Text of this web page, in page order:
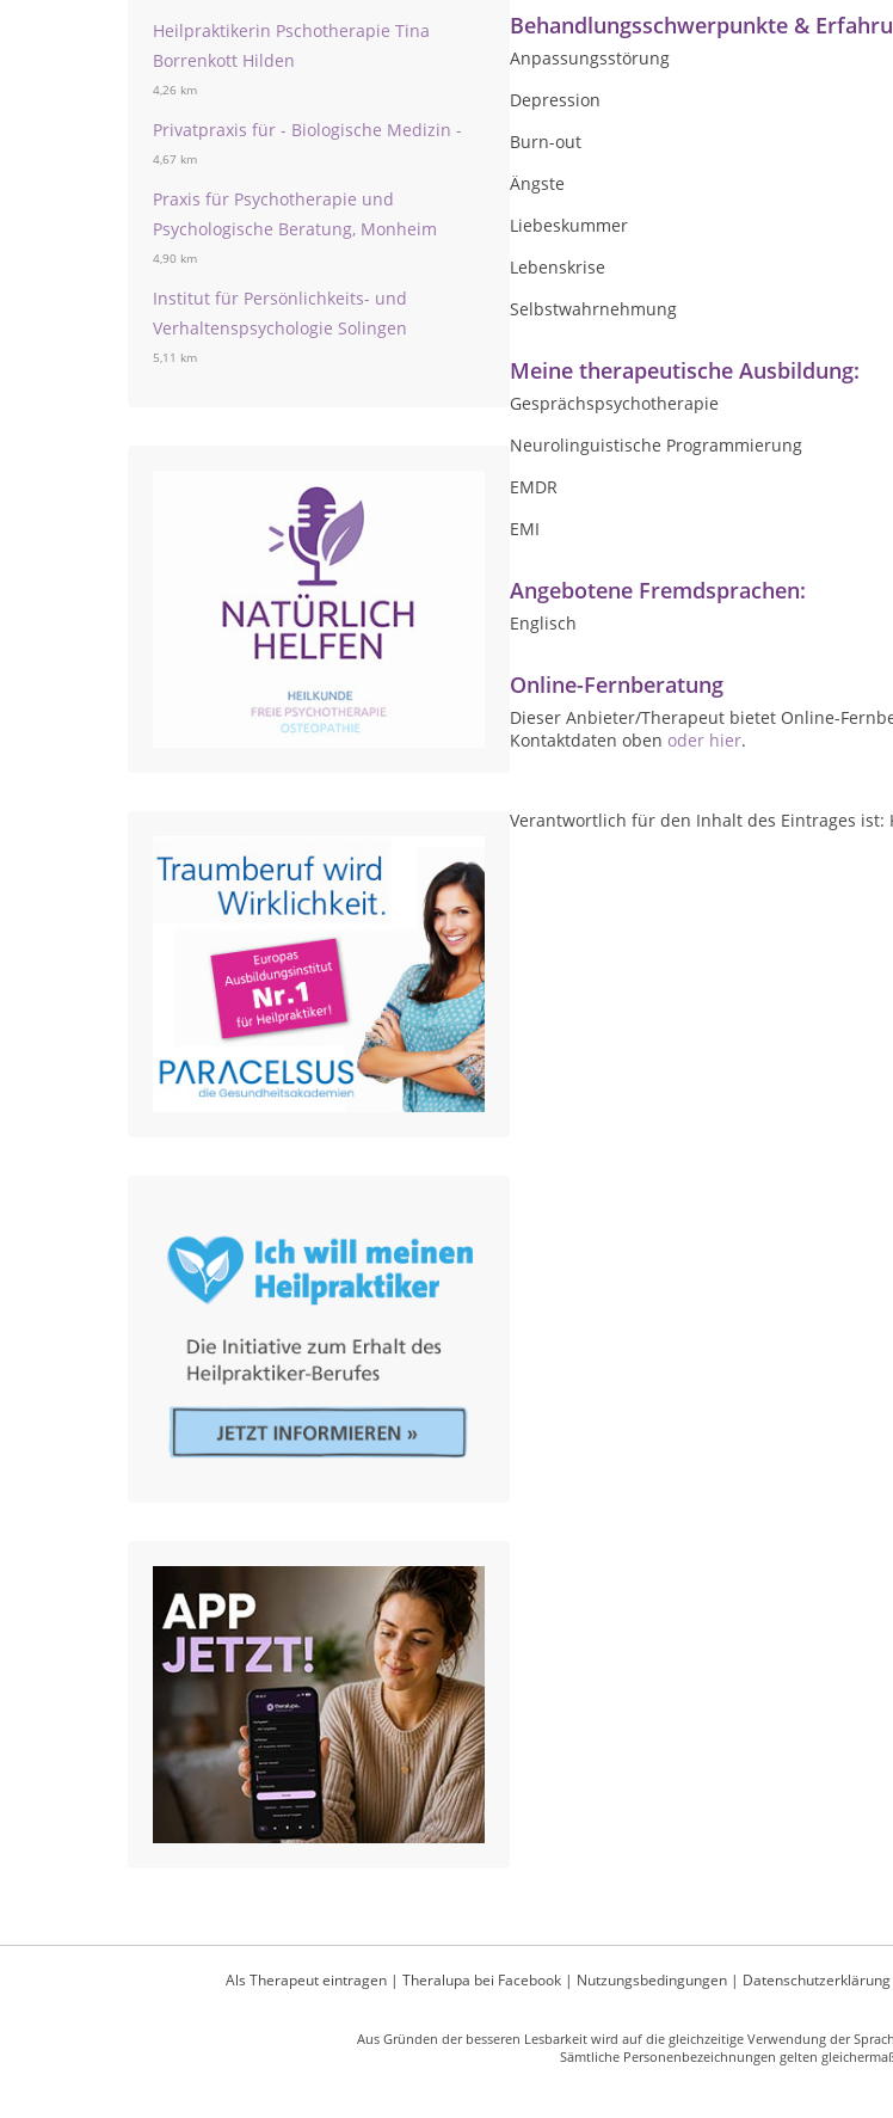
Heilpraktikerin Pschotherapie Tina
Borrenkott Hilden
4,26 km
Privatpraxis für - Biologische Medizin -
4,67 km
Praxis für Psychotherapie und
Psychologische Beratung, Monheim
4,90 km
Institut für Persönlichkeits- und
Verhaltenspsychologie Solingen
5,11 km
Behandlungsschwerpunkte &
Anpassungsstörung
Depression
Burn-out
Ängste
Liebeskummer
Lebenskrise
Selbstwahrnehmung
Meine therapeutische Ausbildung:
Gesprächspsychotherapie
Neurolinguistische Programmierung
EMDR
EMI
Angebotene Fremdsprachen:
Englisch
Online-Fernberatung
Dieser Anbieter/Therapeut bietet Online-
Kontaktdaten oben oder hier.
Verantwortlich für den Inhalt des Eintrages ist:
Als Therapeut eintragen| Theralupa bei Facebook| Nutzungsbedingungen| Datenschutzerklärung
Aus Gründen der besseren Lesbarkeit wird auf die gleichzeitige Verwendung der
Sämtliche Personenbezeichnungen gelten